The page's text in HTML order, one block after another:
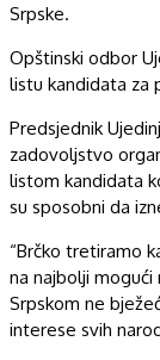
Srpske.
Opštinski odbor
listu kandidata za
Predsjednik
zadovoljstvo
listom kandidata
su sposobni da
“Brčko tretiramo
na najbolji mogući
Srpskom ne
interese svih